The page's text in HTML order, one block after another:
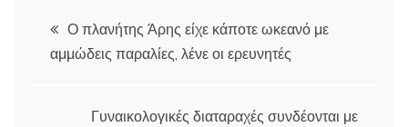
Πλοήγηση
άρθρων
Ο πλανήτης Άρης είχε κάποτε ωκεανό με
αμμώδεις παραλίες, λένε οι ερευνητές
Γυναικολογικές διαταραχές συνδέονται με